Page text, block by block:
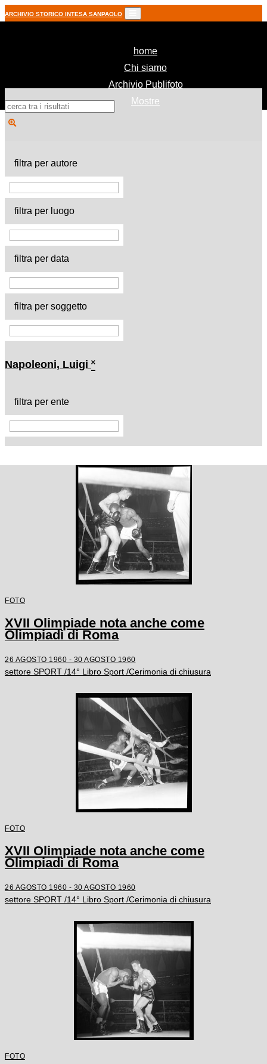
ARCHIVIO STORICO INTESA SANPAOLO
home(current)
Chi siamo
Archivio Publifoto
Mostre
filtra per autore
filtra per luogo
filtra per data
filtra per soggetto
Napoleoni, Luigi ˟
filtra per ente
FOTO
XVII Olimpiade nota anche come
Olimpiadi di Roma
26 AGOSTO 1960 - 30 AGOSTO 1960
settore SPORT /14° Libro Sport /Cerimonia di chiusura
FOTO
XVII Olimpiade nota anche come
Olimpiadi di Roma
26 AGOSTO 1960 - 30 AGOSTO 1960
settore SPORT /14° Libro Sport /Cerimonia di chiusura
FOTO